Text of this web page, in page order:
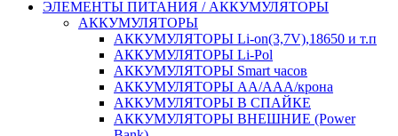
ЭЛЕМЕНТЫ ПИТАНИЯ / АККУМУЛЯТОРЫ
АККУМУЛЯТОРЫ
АККУМУЛЯТОРЫ Li-on(3,7V),18650 и т.п
АККУМУЛЯТОРЫ Li-Pol
АККУМУЛЯТОРЫ Smart часов
АККУМУЛЯТОРЫ АА/ААА/крона
АККУМУЛЯТОРЫ В СПАЙКЕ
АККУМУЛЯТОРЫ ВНЕШНИЕ (Power